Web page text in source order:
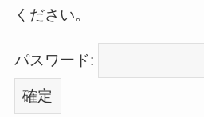
ください。
パスワード: